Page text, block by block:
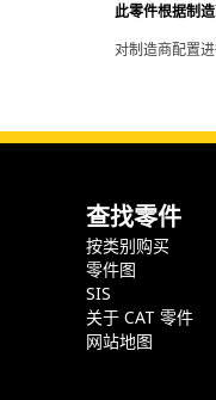
此零件根据制
对制造商配置
查找零件
按类别购买
零件图
SIS
关于 CAT 零件
网站地图